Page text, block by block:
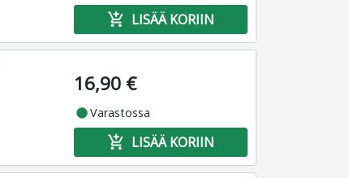
add_shopping_cart LISÄÄ KORIIN
16,90 €
fiber_manual_recordVarastossa
add_shopping_cart LISÄÄ KORIIN